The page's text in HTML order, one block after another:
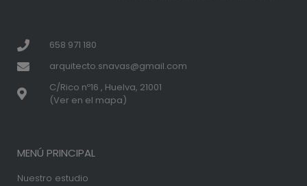
658 971 180
arquitecto.snavas@gmail.com
C/Rico nº16 , Huelva, 21001
(Ver en el mapa)
MENÚ PRINCIPAL
Nuestro estudio